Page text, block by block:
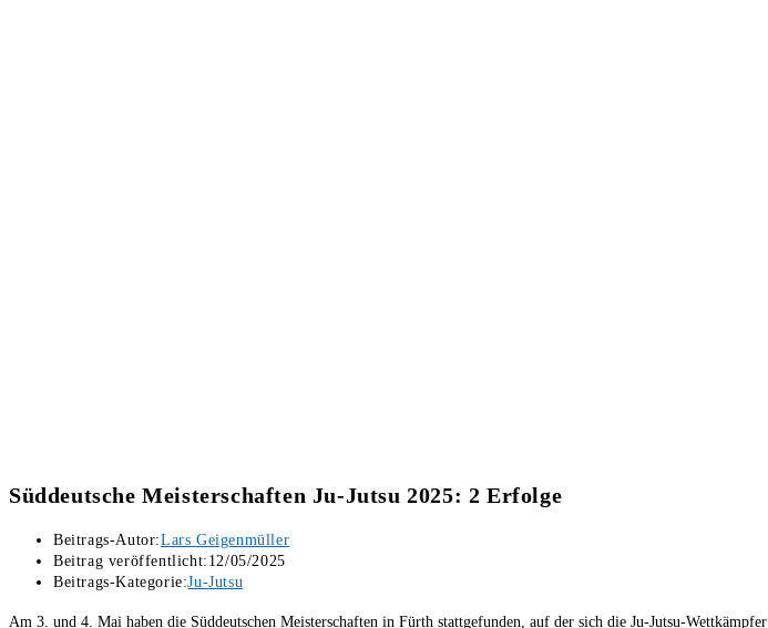
Süddeutsche Meisterschaften Ju-Jutsu 2025: 2 Erfolge
Beitrags-Autor:Lars Geigenmüller
Beitrag veröffentlicht: 12/05/2025
Beitrags-Kategorie:Ju-Jutsu
Am 3. und 4. Mai haben die Süddeutschen Meisterschaften in Fürth stattgefunden, auf der sich die Ju-Jutsu-